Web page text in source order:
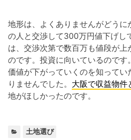
地形は、よくありませんがどうに
の人と交渉して300万円値下げし
は、交渉次第で数百万も値段が上
のです。投資に向いているので
価値が下がっていくのを知ってい
りませんでした。 大阪で収益物件
地がほしかったのです。
土地選び